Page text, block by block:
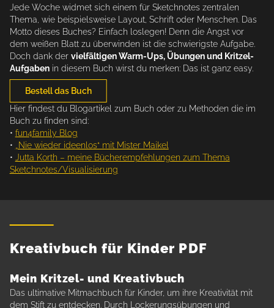
Jede Woche widmet sich einem für Sketchnotes zentralen
Thema, wie beispielsweise Layout, Schrift oder Menschen. Das
Motto dieses Buches? Einfach loslegen! Denn die Angst vor
dem weißen Blatt zu überwinden ist die schwierigste Aufgabe.
Doch dank der vielfältigen Warm-Ups, Übungen und Kritzel-
Aufgabenin diesem Buch wirst du merken: Das ist ganz easy.
Bestell das Buch
Hier findest du Blogartikel zum Buch oder zu Methoden die im
Buch zu finden sind:
• fun4family Blog
•
„Nie wieder ideenlos“ mit Mister Maikel
• Jutta Korth – meine Bücherempfehlungen zum Thema
Sketchnotes/Visualisierung
Kreativbuch für Kinder PDF
Mein Kritzel- und Kreativbuch
Das ultimative Mitmachbuch für Kinder, um ihre Kreativität mit
dem Stift zu entdecken. Durch Lockerungsübungen und